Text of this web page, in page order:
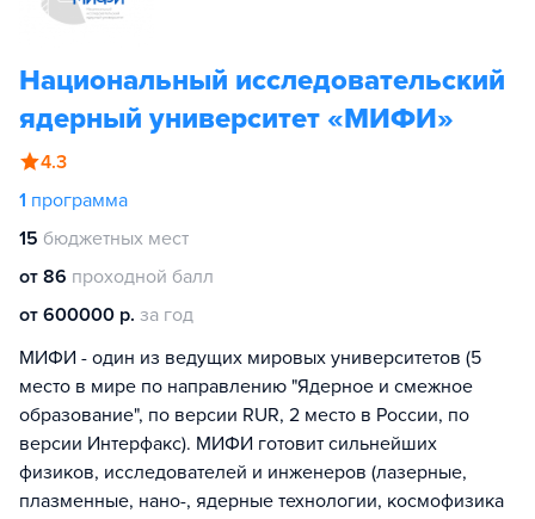
Национальный исследовательский
ядерный университет «МИФИ»
4.3
1 программа
15 бюджетных мест
от 86 проходной балл
от 600000 р. за год
МИФИ - один из ведущих мировых университетов (5
место в мире по направлению "Ядерное и смежное
образование", по версии RUR, 2 место в России, по
версии Интерфакс). МИФИ готовит сильнейших
физиков, исследователей и инженеров (лазерные,
плазменные, нано-, ядерные технологии, космофизика